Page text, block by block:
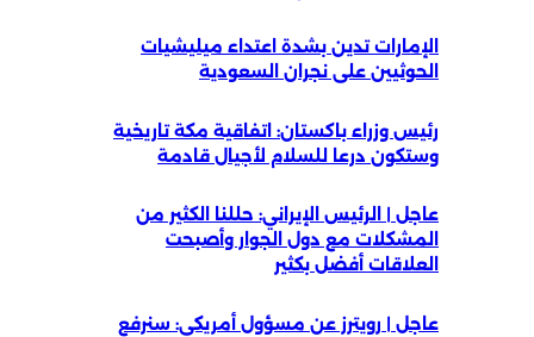
الإمارات تدين بشدة اعتداء ميليشيات
الحوثيين على نجران السعودية
رئيس وزراء باكستان: اتفاقية مكة تاريخية
وستكون درعا للسلام لأجيال قادمة
عاجل | الرئيس الإيراني: حللنا الكثير من
المشكلات مع دول الجوار وأصبحت
العلاقات أفضل بكثير
عاجل | رويترز عن مسؤول أمريكي: سنرفع